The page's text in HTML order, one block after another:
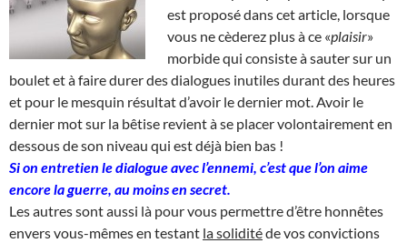
est proposé dans cet article, lorsque
vous ne cèderez plus à ce «plaisir»
morbide qui consiste à sauter sur un
boulet et à faire durer des dialogues inutiles durant des heures
et pour le mesquin résultat d’avoir le dernier mot. Avoir le
dernier mot sur la bêtise revient à se placer volontairement en
dessous de son niveau qui est déjà bien bas !
Si on entretien le dialogue avec l’ennemi, c’est que l’on aime
encore la guerre, au moins en secret.
Les autres sont aussi là pour vous permettre d’être honnêtes
envers vous-mêmes en testant la soliditéde vos convictions